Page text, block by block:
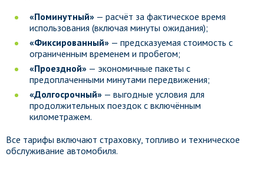
«Поминутный» — расчёт за фактическое время
использования (включая минуты ожидания);
«Фиксированный» — предсказуемая стоимость с
ограниченным временем и пробегом;
«Проездной» — экономичные пакеты с
предоплаченными минутами передвижения;
«Долгосрочный» — выгодные условия для
продолжительных поездок с включённым
километражем.
Все тарифы включают страховку, топливо и техническое
обслуживание автомобиля.